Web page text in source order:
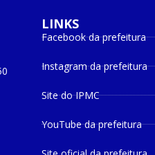
LINKS
Facebook da prefeitura
Instagram da prefeitura
Site do IPMC
YouTube da prefeitura